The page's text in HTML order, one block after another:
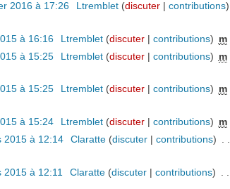
2016 à 17:26 Ltremblet (discuter| contributions)
à 16:16 Ltremblet (discuter| contributions) m
à 15:25 Ltremblet (discuter| contributions) m
à 15:25 Ltremblet (discuter| contributions) m
à 15:24 Ltremblet (discuter| contributions) m
2015 à 12:14 Claratte (discuter| contributions)
2015 à 12:11 Claratte (discuter| contributions)